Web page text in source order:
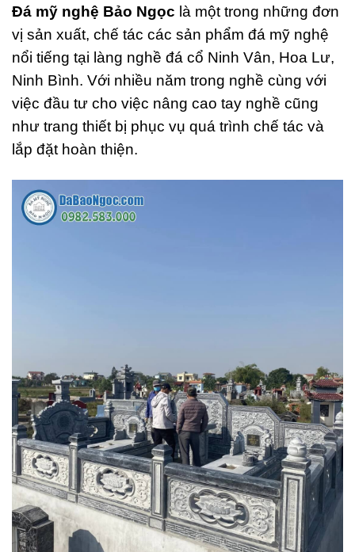
Đá mỹ nghệ Bảo Ngọc là một trong những đơn
vị sản xuất, chế tác các sản phẩm đá mỹ nghệ
nổi tiếng tại làng nghề đá cổ Ninh Vân, Hoa Lư,
Ninh Bình. Với nhiều năm trong nghề cùng với
việc đầu tư cho việc nâng cao tay nghề cũng
như trang thiết bị phục vụ quá trình chế tác và
lắp đặt hoàn thiện.